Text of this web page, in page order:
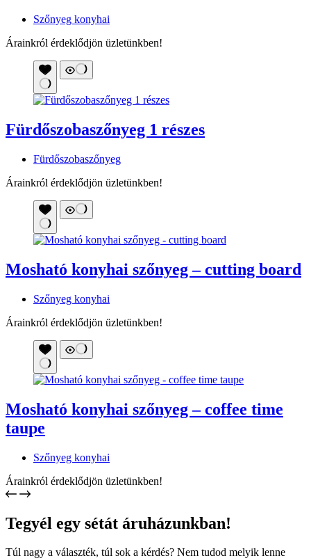
Szőnyeg konyhai
Árainkról érdeklődjön üzletünkben!
Fürdőszobaszőnyeg 1 részes
Fürdőszobaszőnyeg
Árainkról érdeklődjön üzletünkben!
Mosható konyhai szőnyeg – cutting board
Szőnyeg konyhai
Árainkról érdeklődjön üzletünkben!
Mosható konyhai szőnyeg – coffee time
taupe
Szőnyeg konyhai
Árainkról érdeklődjön üzletünkben!
Tegyél egy sétát áruházunkban!
Túl nagy a választék, túl sok a kérdés? Nem tudod melyik lenne